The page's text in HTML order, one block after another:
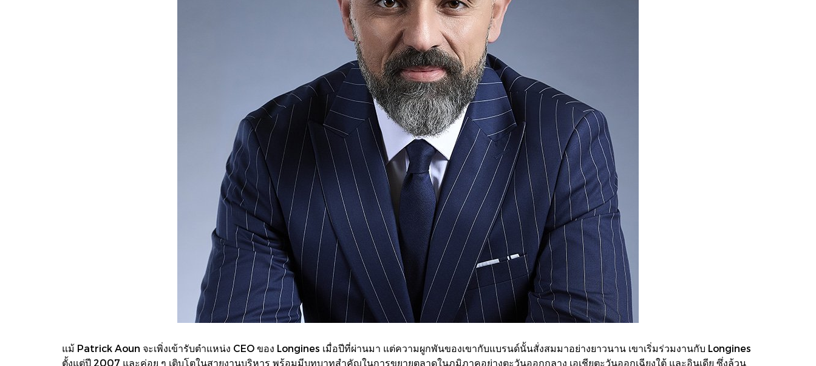
แม้ Patrick Aoun จะเพิ่งเข้ารับตำแหน่ง CEO ของ Longines เมื่อปีที่ผ่านมา แต่ความผูกพันของเขากับแบรนด์นั้นสั่งสมมาอย่างยาวนาน เขาเริ่มร่วมงานกับ Longines
ตั้งแต่ปี 2007 และค่อย ๆ เติบโตในสายงานบริหาร พร้อมมีบทบาทสำคัญในการขยายตลาดในภูมิภาคอย่างตะวันออกกลาง เอเชียตะวันออกเฉียงใต้ และอินเดีย ซึ่งล้วน